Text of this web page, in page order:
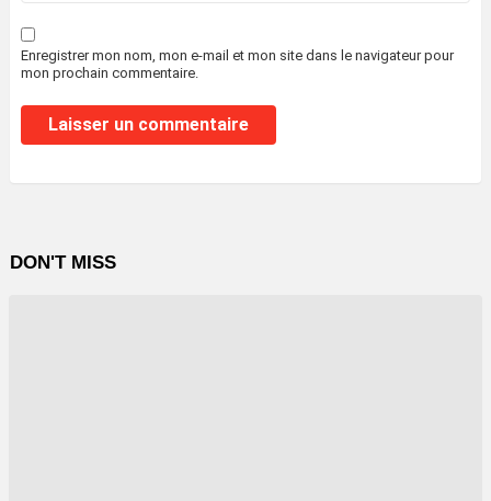
Enregistrer mon nom, mon e-mail et mon site dans le navigateur pour
mon prochain commentaire.
DON'T MISS